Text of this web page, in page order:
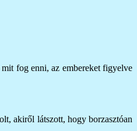
fog enni, az embereket figyelve
akiről látszott, hogy borzasztóan